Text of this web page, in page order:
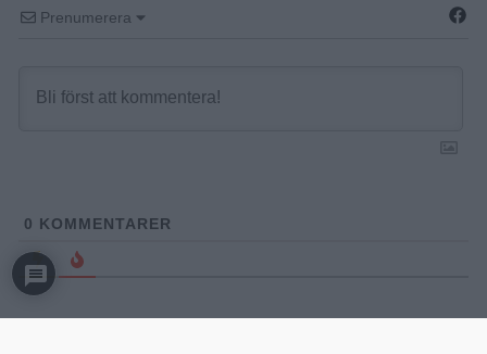
Prenumerera
0 KOMMENTARER